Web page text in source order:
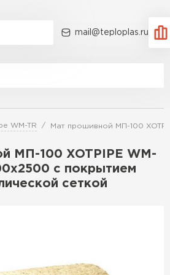
mail@teploplas.ru
WM-TR Мат прошивной МП-100
МП-100 XOTPIPE WM-
с покрытием
сеткой
Ветонит